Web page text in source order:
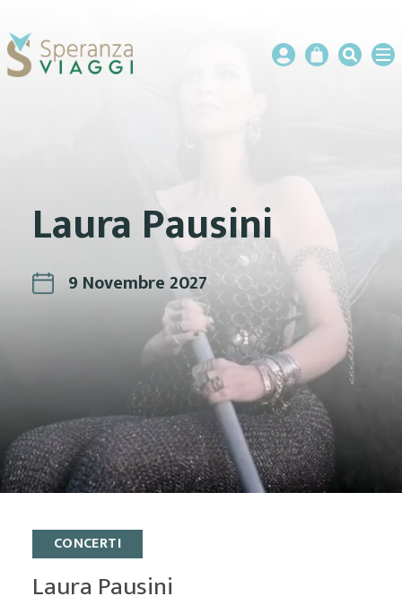
Laura Pausini
9 Novembre 2027
CONCERTI
Laura Pausini